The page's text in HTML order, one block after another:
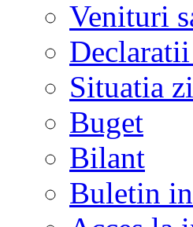
Venituri
Situatia
Buget
Bilant
Buletin